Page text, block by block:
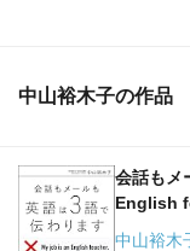
中山裕木子の作品
会話もメ
English
中山裕木